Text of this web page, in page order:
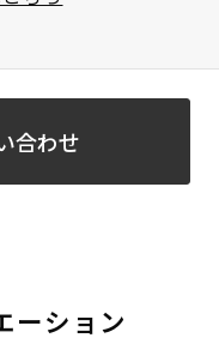
合わせ
ーション